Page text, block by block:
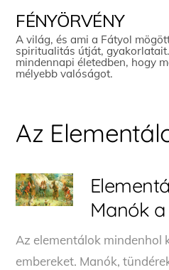
content
FÉNYÖRVÉNY
A világ, és ami a Fátyol
spiritualitás útját,
mindennapi életedben, hogy
mélyebb valóságot.
Az
Manók
Az elementálok mindenhol
embereket. Manók,